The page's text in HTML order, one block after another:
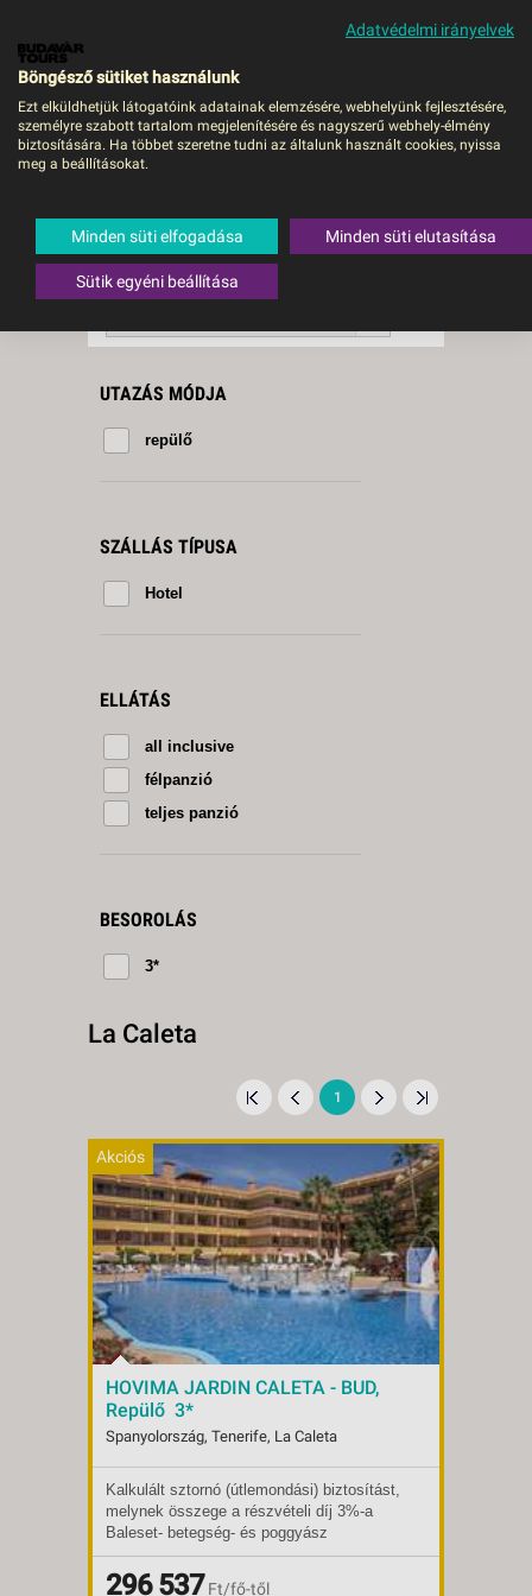
MENÜ
La Caleta
megfelelő utazásttaláltunk.
A keresővel tovább szűkítheti a
találati listát!
RENDEZÉS:
UTAZÁS MÓDJA
repülő
SZÁLLÁS TÍPUSA
Hotel
ELLÁTÁS
all inclusive
félpanzió
teljes panzió
BESOROLÁS
3*
La Caleta
1
Akciós
HOVIMA JARDIN CALETA - BUD,
Repülő 3*
Spanyolország, Tenerife, La Caleta
Indulások:
2026.08.28-tól
Időpontok:
192 db
Ellátás:
ultra all inclusive
Ellátás:
félpanzió
Ellátás:
teljes panzió
Kalkulált sztornó (útlemondási) biztosítást,
melynek összege a részvételi díj 3%-a
Baleset- betegség- és poggyász
biztosítást, melynek díja: 18 és 69 év
között 2,5 EUR/fő/nap, 0-17 év között 1,25
296 537 Ft/fő-től
Adatvédelmi irányelvek
Böngésző sütiket használunk
Ezt elküldhetjük látogatóink adatainak elemzésére, webhelyünk fejlesztésére,
személyre szabott tartalom megjelenítésére és nagyszerű webhely-élmény
biztosítására. Ha többet szeretne tudni az általunk használt cookies, nyissa
meg a beállításokat.
Minden süti elfogadása Minden süti elutasítása
Sütik egyéni beállítása